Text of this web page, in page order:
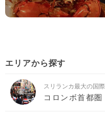
エリアから探す
スリランカ最大の国
コロンボ首都圏